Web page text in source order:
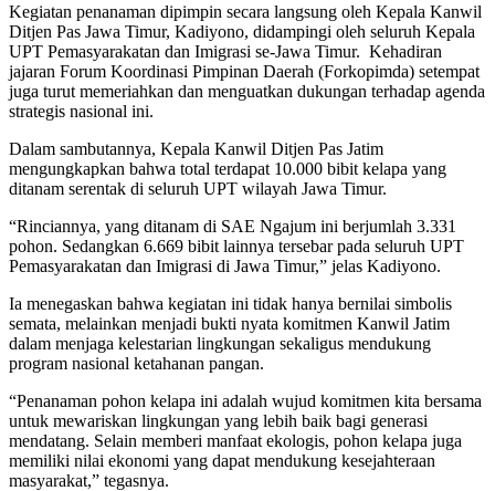
Kegiatan penanaman dipimpin secara langsung oleh Kepala Kanwil
Ditjen Pas Jawa Timur, Kadiyono, didampingi oleh seluruh Kepala
UPT Pemasyarakatan dan Imigrasi se-Jawa Timur. Kehadiran
jajaran Forum Koordinasi Pimpinan Daerah (Forkopimda) setempat
juga turut memeriahkan dan menguatkan dukungan terhadap agenda
strategis nasional ini.
Dalam sambutannya, Kepala Kanwil Ditjen Pas Jatim
mengungkapkan bahwa total terdapat 10.000 bibit kelapa yang
ditanam serentak di seluruh UPT wilayah Jawa Timur.
“Rinciannya, yang ditanam di SAE Ngajum ini berjumlah 3.331
pohon. Sedangkan 6.669 bibit lainnya tersebar pada seluruh UPT
Pemasyarakatan dan Imigrasi di Jawa Timur,” jelas Kadiyono.
Ia menegaskan bahwa kegiatan ini tidak hanya bernilai simbolis
semata, melainkan menjadi bukti nyata komitmen Kanwil Jatim
dalam menjaga kelestarian lingkungan sekaligus mendukung
program nasional ketahanan pangan.
“Penanaman pohon kelapa ini adalah wujud komitmen kita bersama
untuk mewariskan lingkungan yang lebih baik bagi generasi
mendatang. Selain memberi manfaat ekologis, pohon kelapa juga
memiliki nilai ekonomi yang dapat mendukung kesejahteraan
masyarakat,” tegasnya.